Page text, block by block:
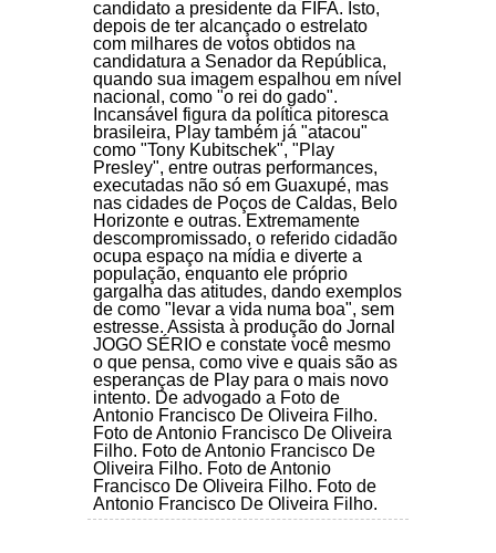
candidato a presidente da FIFA. Isto,
depois de ter alcançado o estrelato
com milhares de votos obtidos na
candidatura a Senador da República,
quando sua imagem espalhou em nível
nacional, como "o rei do gado".
Incansável figura da política pitoresca
brasileira, Play também já "atacou"
como "Tony Kubitschek", "Play
Presley", entre outras performances,
executadas não só em Guaxupé, mas
nas cidades de Poços de Caldas, Belo
Horizonte e outras. Extremamente
descompromissado, o referido cidadão
ocupa espaço na mídia e diverte a
população, enquanto ele próprio
gargalha das atitudes, dando exemplos
de como "levar a vida numa boa", sem
estresse. Assista à produção do Jornal
JOGO SÉRIO e constate você mesmo
o que pensa, como vive e quais são as
esperanças de Play para o mais novo
intento. De advogado a Foto de
Antonio Francisco De Oliveira Filho.
Foto de Antonio Francisco De Oliveira
Filho. Foto de Antonio Francisco De
Oliveira Filho. Foto de Antonio
Francisco De Oliveira Filho. Foto de
Antonio Francisco De Oliveira Filho.